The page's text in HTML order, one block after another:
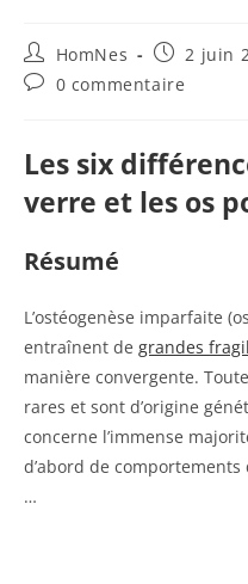
Auteur/autrice
de
la
HomNes
Publication
publiée :
2 juin
Commentaires
publication :
0 commentaire
Les six
verre et les os
Résumé
L’ostéogenèse imparfaite
entraînent de grandes
manière convergente.
rares et sont d’origine
concerne l’immense
d’abord de
…